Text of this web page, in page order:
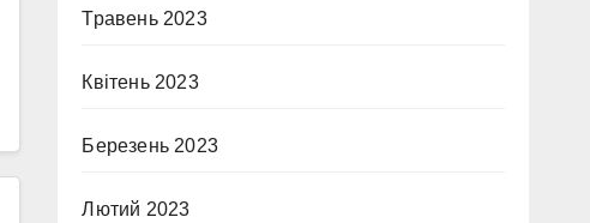
Травень 2023
Квітень 2023
Березень 2023
Лютий 2023